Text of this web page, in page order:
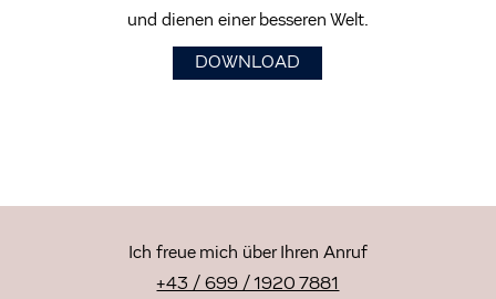
und dienen einer besseren Welt.
DOWNLOAD
Ich freue mich über Ihren Anruf
+43 / 699 / 1920 7881